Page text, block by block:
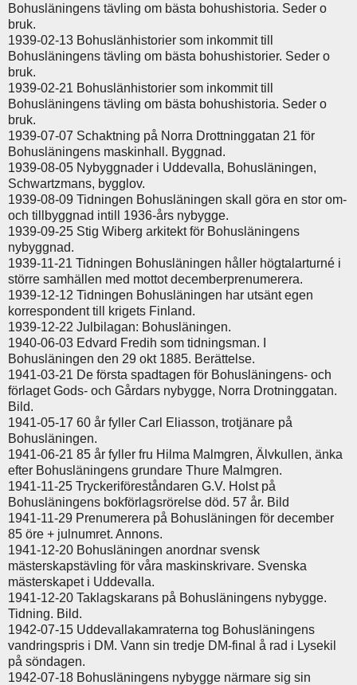
Bohusläningens tävling om bästa bohushistoria. Seder o
bruk.
1939-02-13 Bohuslänhistorier som inkommit till
Bohusläningens tävling om bästa bohushistorier. Seder o
bruk.
1939-02-21 Bohuslänhistorier som inkommit till
Bohusläningens tävling om bästa bohushistoria. Seder o
bruk.
1939-07-07 Schaktning på Norra Drottninggatan 21 för
Bohusläningens maskinhall. Byggnad.
1939-08-05 Nybyggnader i Uddevalla, Bohusläningen,
Schwartzmans, bygglov.
1939-08-09 Tidningen Bohusläningen skall göra en stor om-
och tillbyggnad intill 1936-års nybygge.
1939-09-25 Stig Wiberg arkitekt för Bohusläningens
nybyggnad.
1939-11-21 Tidningen Bohusläningen håller högtalarturné i
större samhällen med mottot decemberprenumerera.
1939-12-12 Tidningen Bohusläningen har utsänt egen
korrespondent till krigets Finland.
1939-12-22 Julbilagan: Bohusläningen.
1940-06-03 Edvard Fredih som tidningsman. I
Bohusläningen den 29 okt 1885. Berättelse.
1941-03-21 De första spadtagen för Bohusläningens- och
förlaget Gods- och Gårdars nybygge, Norra Drotninggatan.
Bild.
1941-05-17 60 år fyller Carl Eliasson, trotjänare på
Bohusläningen.
1941-06-21 85 år fyller fru Hilma Malmgren, Älvkullen, änka
efter Bohusläningens grundare Thure Malmgren.
1941-11-25 Tryckeriföreståndaren G.V. Holst på
Bohusläningens bokförlagsrörelse död. 57 år. Bild
1941-11-29 Prenumerera på Bohusläningen för december
85 öre + julnumret. Annons.
1941-12-20 Bohusläningen anordnar svensk
mästerskapstävling för våra maskinskrivare. Svenska
mästerskapet i Uddevalla.
1941-12-20 Taklagskarans på Bohusläningens nybygge.
Tidning. Bild.
1942-07-15 Uddevallakamraterna tog Bohusläningens
vandringspris i DM. Vann sin tredje DM-final å rad i Lysekil
på söndagen.
1942-07-18 Bohusläningens nybygge närmare sig sin